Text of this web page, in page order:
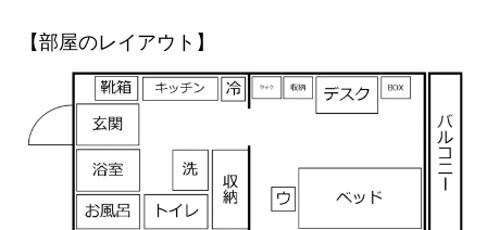
【部屋のレイアウト】